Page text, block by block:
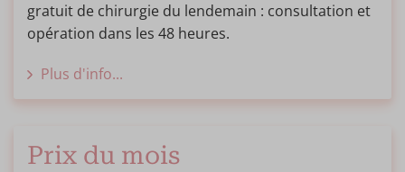
gratuit de chirurgie du lendemain : consultation et
opération dans les 48 heures.
Plus d'info...
Prix du mois